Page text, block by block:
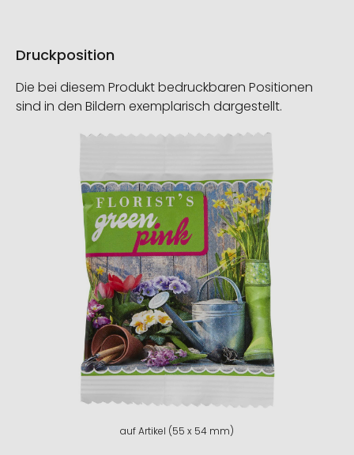
Druckposition
Die bei diesem Produkt bedruckbaren Positionen
sind in den Bildern exemplarisch dargestellt.
auf Artikel (55 x 54 mm)